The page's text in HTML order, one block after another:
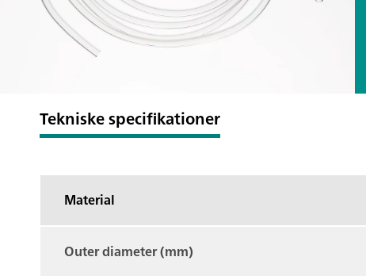
Tekniske specifikationer
Material
Outer diameter (mm)